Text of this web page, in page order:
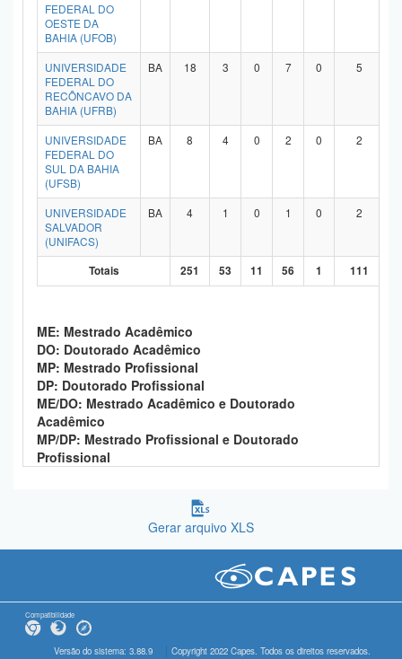
FEDERAL DO
OESTE DA
BAHIA (UFOB)
UNIVERSIDADE
FEDERAL DO
RECÔNCAVO DA
BAHIA (UFRB)
BA 18 3 0 7 0 5
UNIVERSIDADE
FEDERAL DO
SUL DA BAHIA
(UFSB)
BA 8 4 0 2 0 2
UNIVERSIDADE
SALVADOR
(UNIFACS)
BA 4 1 0 1 0 2
Totais 251 53 11 56 1 111
ME: Mestrado Acadêmico
DO: Doutorado Acadêmico
MP: Mestrado Profissional
DP: Doutorado Profissional
ME/DO: Mestrado Acadêmico e Doutorado
Acadêmico
MP/DP: Mestrado Profissional e Doutorado
Profissional
Gerar arquivo XLS
Compatibilidade
Versão do sistema: 3.88.9 Copyright 2022 Capes. Todos os direitos reservados.